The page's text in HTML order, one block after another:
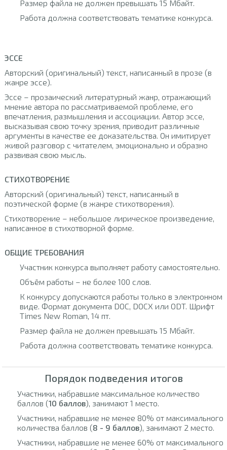
Размер файла не должен превышать 15 Мбайт.
Работа должна соответствовать тематике конкурса.
ЭССЕ
Авторский (оригинальный) текст, написанный в прозе (в
жанре эссе).
Эссе – прозаический литературный жанр, отражающий
мнение автора по рассматриваемой проблеме, его
впечатления, размышления и ассоциации. Автор эссе,
высказывая свою точку зрения, приводит различные
аргументы в качестве ее доказательства. Он имитирует
живой разговор с читателем, эмоционально и образно
развивая свою мысль.
СТИХОТВОРЕНИЕ
Авторский (оригинальный) текст, написанный в
поэтической форме (в жанре стихотворения).
Стихотворение – небольшое лирическое произведение,
написанное в стихотворной форме.
ОБЩИЕ ТРЕБОВАНИЯ
Участник конкурса выполняет работу самостоятельно.
Объём работы – не более 100 слов.
К конкурсу допускаются работы только в электронном
виде. Формат документа DOC, DOCX или ODT. Шрифт
Times New Roman, 14 пт.
Размер файла не должен превышать 15 Мбайт.
Работа должна соответствовать тематике конкурса.
Порядок подведения итогов
Участники, набравшие максимальное количество
баллов (10 баллов), занимают 1 место.
Участники, набравшие не менее 80% от максимального
количества баллов (8 - 9 баллов), занимают 2 место.
Участники, набравшие не менее 60% от максимального